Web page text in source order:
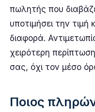
πωλητής που
υποτιμήσει την τιμή
διαφορά.
χειρότερη
σας, όχι τον μέσο
Ποιος